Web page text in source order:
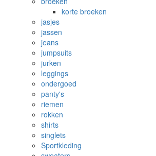
korte broeken
jasjes
jassen
jeans
jumpsuits
jurken
leggings
ondergoed
panty's
riemen
rokken
shirts
singlets
Sportkleding